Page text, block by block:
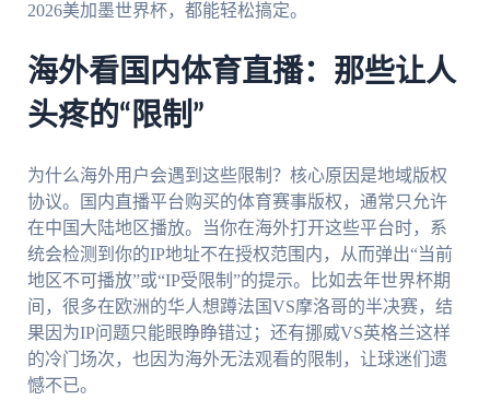
2026美加墨世界杯，都能轻松搞定。
海外看国内体育直播：那些让人
头疼的“限制”
为什么海外用户会遇到这些限制？核心原因是地域版权
协议。国内直播平台购买的体育赛事版权，通常只允许
在中国大陆地区播放。当你在海外打开这些平台时，系
统会检测到你的IP地址不在授权范围内，从而弹出“当前
地区不可播放”或“IP受限制”的提示。比如去年世界杯期
间，很多在欧洲的华人想蹲法国VS摩洛哥的半决赛，结
果因为IP问题只能眼睁睁错过；还有挪威VS英格兰这样
的冷门场次，也因为海外无法观看的限制，让球迷们遗
憾不已。